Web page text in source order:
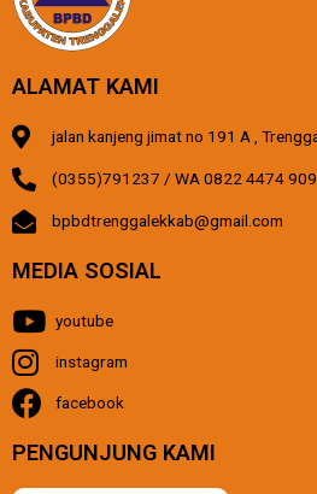
ALAMAT KAMI
jalan kanjeng jimat no 191 A ,
(0355)791237 / WA 0822 4474
bpbdtrenggalekkab@gmail.com
MEDIA SOSIAL
youtube
instagram
facebook
PENGUNJUNG KAMI